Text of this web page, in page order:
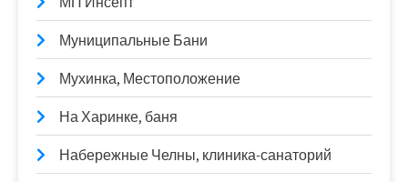
Муниципальные Бани
Мухинка, Местоположение
На Харинке, баня
Набережные Челны, клиника-санаторий